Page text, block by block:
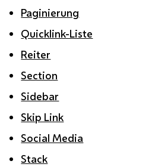
Paginierung
Quicklink-Liste
Reiter
Section
Sidebar
Skip Link
Social Media
Stack